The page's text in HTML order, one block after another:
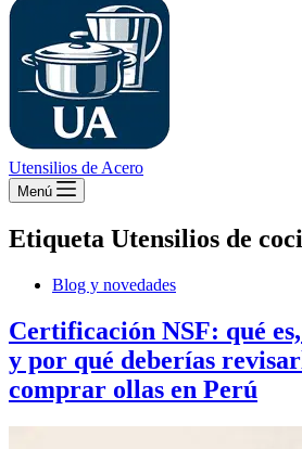
Utensilios de Acero
Menú
Etiqueta Utensilios de
Blog y novedades
Certificación NSF: qué
y por qué deberías
comprar ollas en Perú